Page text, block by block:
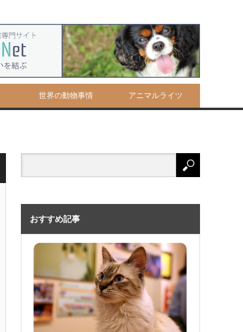
世界の動物事情 アニマルライツ
おすすめ記事